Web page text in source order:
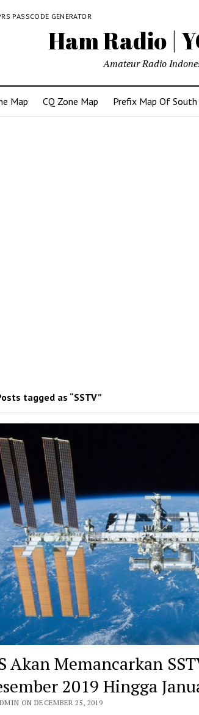
PASSCODE GENERATOR
Ham Radio |
Amateur Radio
Map CQ Zone Map Prefix Map Of South
tagged as “SSTV”
Akan Memancarkan
2019 Hingga
ON DECEMBER 25, 2019